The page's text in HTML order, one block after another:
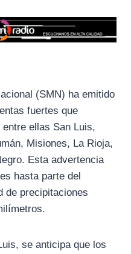
(SMN) ha emitido
fuertes que
ellas San Luis,
Misiones, La Rioja,
Esta advertencia
hasta parte del
de precipitaciones
se anticipa que los